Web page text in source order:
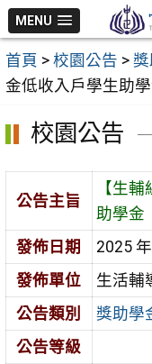
跳
至
主
要
MENU
首頁 > 校園公告 >
金低收入戶學生助
校園公告
公告主旨
【生
助學金
發佈日期
2025
發佈單位
生活輔
公告類別
獎助學
公告等級